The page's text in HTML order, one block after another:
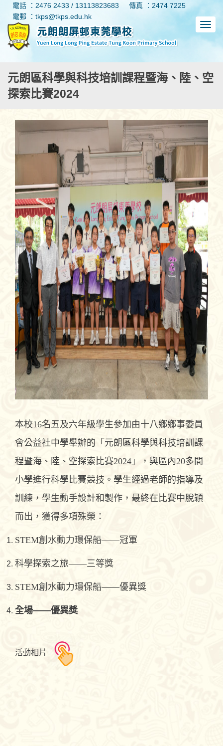
電話 ：2476 2433 / 13113823683
傳真 ：2474 7225
電郵 ：tkps@tkps.edu.hk
元朗區科學與科技培訓課程暨海、陸、空
探索比賽2024
本校16名五及六年級學生參加由十八鄉鄉事委員
會公益社中學舉辦的「元朗區科學與科技培訓課
程暨海、陸、空探索比賽2024」，與區內20多間
小學進行科學比賽競技。學生經過老師的指導及
訓練，學生動手設計和製作，最終在比賽中脫穎
而出，獲得多項殊榮：
STEM創水動力環保船——冠軍
科學探索之旅——三等獎
STEM創水動力環保船——優異獎
全場——優異獎
活動相片